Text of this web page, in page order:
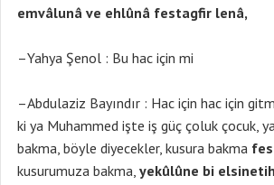
emvâlunâ ve ehlûnâ festagfir lenâ,
–Yahya Şenol : Bu hac için mi
–Abdulaziz Bayındır : Hac için hac için
ki ya Muhammed işte iş güç çoluk çocuk,
bakma, böyle diyecekler, kusura bakma
kusurumuza bakma, yekûlûne bi